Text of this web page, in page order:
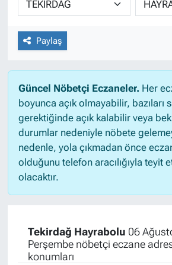
Paylaş
Güncel Nöbetçi Eczaneler.Her
boyunca açık olmayabilir, bazıları
gerektiğinde açık kalabilir veya
durumlar nedeniyle nöbete
nedenle, yola çıkmadan önce
olduğunu telefon aracılığıyla teyit
olacaktır.
Tekirdağ Hayrabolu 06
Perşembe nöbetçi eczane
konumları